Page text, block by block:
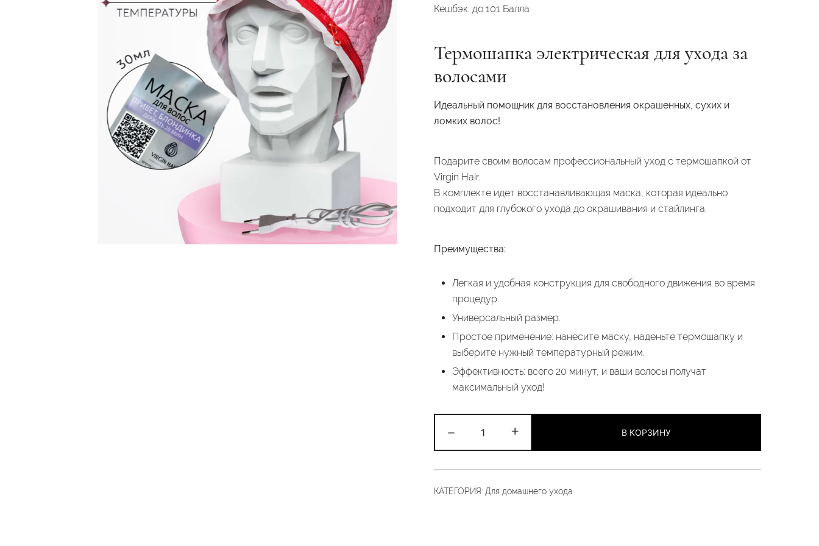
Кешбэк: до 101 Балла
Термошапка электрическая для ухода за
волосами
Идеальный помощник для восстановления окрашенных, сухих и
ломких волос!
Подарите своим волосам профессиональный уход с термошапкой от
Virgin Hair.
В комплекте идет восстанавливающая маска, которая идеально
подходит для глубокого ухода до окрашивания и стайлинга.
Преимущества:
Легкая и удобная конструкция для свободного движения во время
процедур.
Универсальный размер.
Простое применение: нанесите маску, наденьте термошапку и
выберите нужный температурный режим.
Эффективность: всего 20 минут, и ваши волосы получат
максимальный уход!
-
товара
Термошапка
+
Привет,
+ В КОРЗИНУ
КАТЕГОРИЯ: Для домашнего ухода